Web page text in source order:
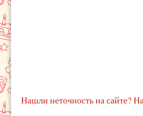
Нашли неточность на сайте?